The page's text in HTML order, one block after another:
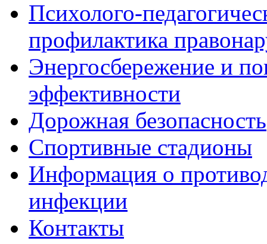
Психолого-
профилактика
Энергосбережение и
эффективности
Дорожная безопасность
Спортивные стадионы
Информация о
инфекции
Контакты